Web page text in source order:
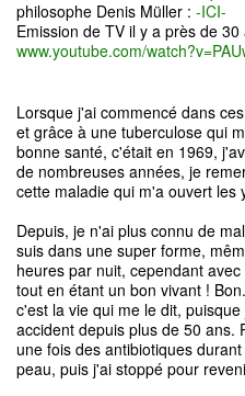
philosophe Denis Müller : -ICI-
Emission de TV il y a près de 30
www.youtube.com/
Lorsque j'ai commencé dans
et grâce à une tuberculose qui
bonne santé, c'était en 1969,
de nombreuses années, je
cette maladie qui m'a ouvert les
Depuis, je n'ai plus connu de
suis dans une super forme,
heures par nuit, cependant
tout en étant un bon vivant !
c'est la vie qui me le dit,
accident depuis plus de 50 ans.
une fois des antibiotiques
peau, puis j'ai stoppé pour